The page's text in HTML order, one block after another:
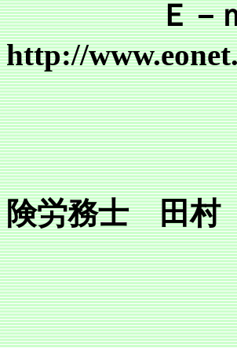
Ｅ－ｍａｉ
http://
所長
険労務士 田